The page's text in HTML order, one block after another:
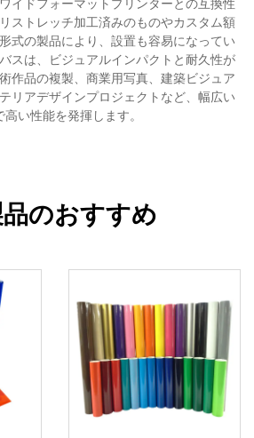
イドフォーマットプリンターとの互換性
ストレッチ加工済みのものやカスタム額
式の製品により、設置も容易になってい
スは、ビジュアルインパクトと耐久性が
作品の複製、商業用写真、建築ビジュア
リアデザインプロジェクトなど、幅広い
高い性能を発揮します。
のおすすめ